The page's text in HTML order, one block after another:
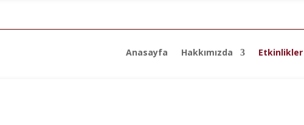
Anasayfa Hakkımızda Etkinlikler